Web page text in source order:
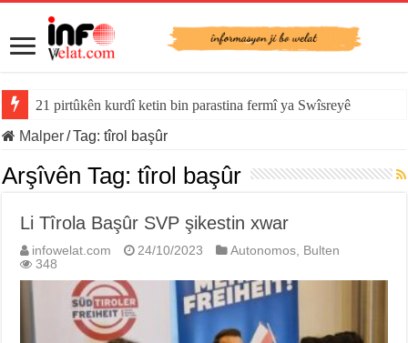
21 pirtûkên kurdî ketin bin parastina fermî ya Swîsreyê
Malper/Tag:tîrol başûr
Arşîvên Tag:tîrol başûr
Li Tîrola Başûr SVP şikestin xwar
infowelat.com 24/10/2023 Autonomos, Bulten
348